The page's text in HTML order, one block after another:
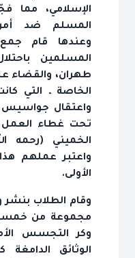
الإسلامي، مما
المسلم ضد
وعندها قام
المسلمين
طهران، والقضاء
الخاصة ـ التي
واعتقال جواسيس
تحت غطاء العمل
الخميني (رحمه
واعتبر عملهم
الأولى.
وقام الطلاب بنشر
مجموعة من
وكر التجسس
الوثائق